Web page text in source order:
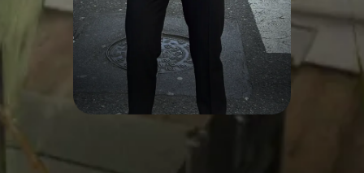
Cultura
Contacto
Wip